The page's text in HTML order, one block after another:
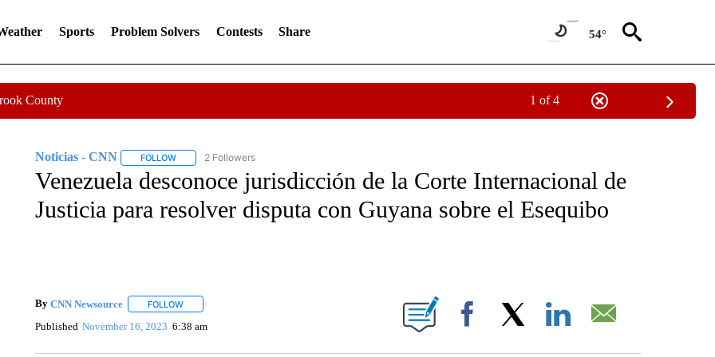
Sports Problem Solvers Contests Share 54°
County 1 of 4
Noticias - CNN FOLLOWFOLLOW "NOTICIAS - CNN" TO RECEIVE NOTIFICATIONS ABOUT NEW PAGES ON "NOTICIAS - CNN".
2 Followers
Venezuela desconoce jurisdicción de la Corte Internacional de
Justicia para resolver disputa con Guyana sobre el Esequibo
By CNN Newsource FOLLOWFOLLOW "" TO RECEIVE NOTIFICATIONS ABOUT NEW PAGES ON "".
Published November 16, 2023 6:38 am Facebook